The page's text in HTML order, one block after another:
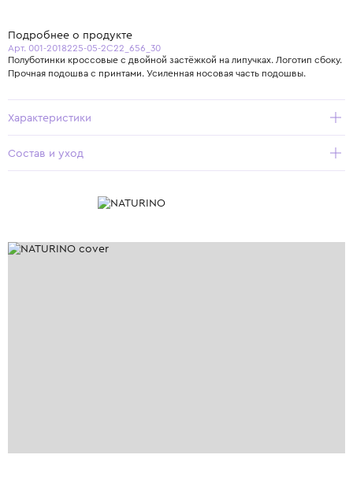
Подробнее о продукте
Арт. 001-2018225-05-2C22_656_30
Полуботинки кроссовые с двойной застёжкой на липучках. Логотип сбоку.
Прочная подошва с принтами. Усиленная носовая часть подошвы.
Характеристики
Состав и уход